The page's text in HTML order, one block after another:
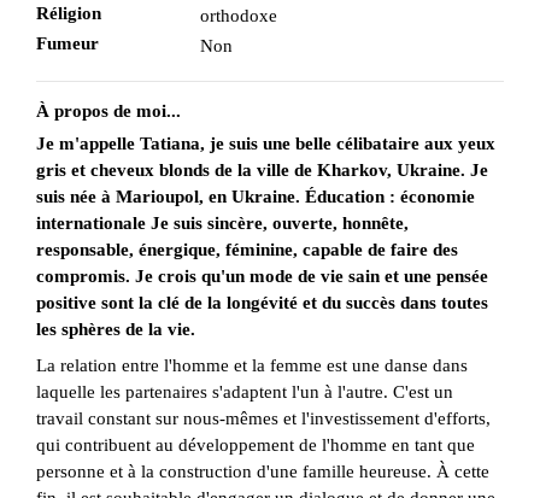
Réligion
orthodoxe
Fumeur
Non
À propos de moi...
Je m'appelle Tatiana, je suis une belle célibataire aux yeux
gris et cheveux blonds de la ville de Kharkov, Ukraine. Je
suis née à Marioupol, en Ukraine. Éducation : économie
internationale Je suis sincère, ouverte, honnête,
responsable, énergique, féminine, capable de faire des
compromis. Je crois qu'un mode de vie sain et une pensée
positive sont la clé de la longévité et du succès dans toutes
les sphères de la vie.
La relation entre l'homme et la femme est une danse dans
laquelle les partenaires s'adaptent l'un à l'autre. C'est un
travail constant sur nous-mêmes et l'investissement d'efforts,
qui contribuent au développement de l'homme en tant que
personne et à la construction d'une famille heureuse. À cette